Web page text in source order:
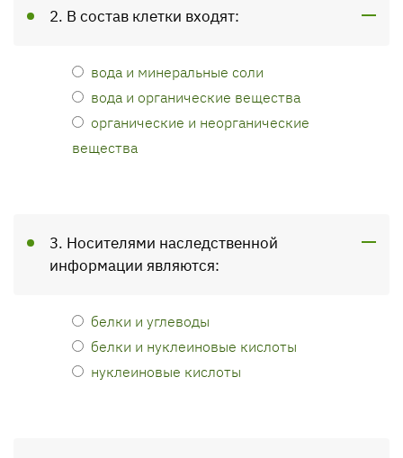
2. В состав клетки входят:
вода и минеральные соли
вода и органические вещества
органические и неорганические
вещества
3. Носителями наследственной
информации являются:
белки и углеводы
белки и нуклеиновые кислоты
нуклеиновые кислоты